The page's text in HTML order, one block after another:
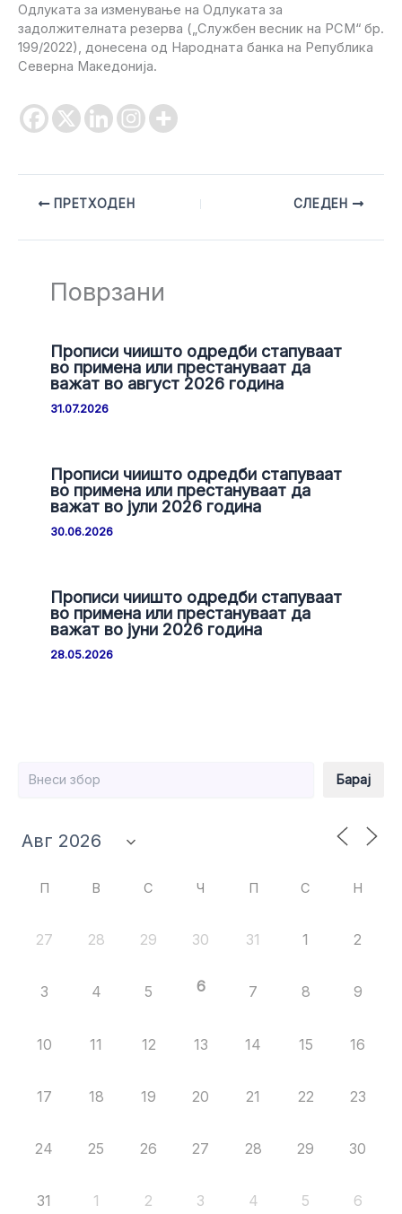
Одлуката за изменување на Одлуката за
задолжителната резерва („Службен весник на РСМ“ бр.
199/2022), донесена од Народната банка на Република
Северна Македонија.
ПРЕТХОДЕН СЛЕДЕН
Поврзани
Прописи чиишто одредби стапуваат
во примена или престануваат да
важат во август 2026 година
31.07.2026
Прописи чиишто одредби стапуваат
во примена или престануваат да
важат во јули 2026 година
30.06.2026
Прописи чиишто одредби стапуваат
во примена или престануваат да
важат во јуни 2026 година
28.05.2026
Барај
П В С Ч П С Н
27 28 29 30 31 1 2
3 4 5 6 7 8 9
10 11 12 13 14 15 16
17 18 19 20 21 22 23
24 25 26 27 28 29 30
31 1 2 3 4 5 6